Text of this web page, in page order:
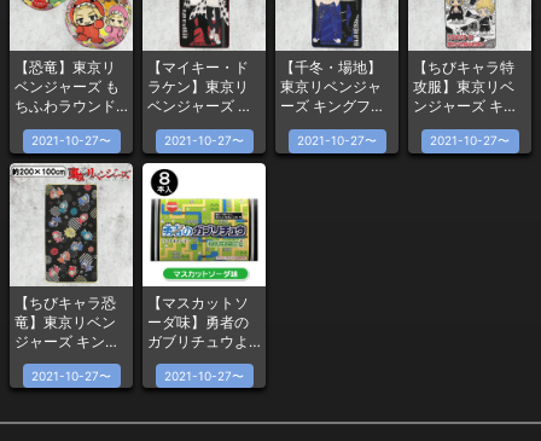
【恐竜】東京リ
ベンジャーズ も
ちふわラウンド
クッション
2021-10-27〜
【マイキー・ド
ラケン】東京リ
ベンジャーズ キ
ングフリース
2021-10-27〜
【千冬・場地】
東京リベンジャ
ーズ キングフリ
ース
2021-10-27〜
【ちびキャラ特
攻服】東京リベ
ンジャーズ キン
グフリース
2021-10-27〜
【ちびキャラ恐
竜】東京リベン
ジャーズ キング
フリース
2021-10-27〜
【マスカットソ
ーダ味】勇者の
ガブリチュウよ
くばりBOX
2021-10-27〜